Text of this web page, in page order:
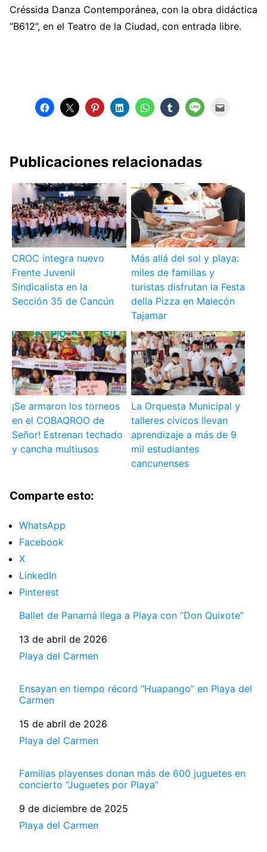
Créssida Danza Contemporánea, con la obra didáctica
“B612”, en el Teatro de la Ciudad, con entrada libre.
Publicaciones relacionadas
CROC integra nuevo
Frente Juvenil
Sindicalista en la
Sección 35 de Cancún
Más allá del sol y playa:
miles de familias y
turistas disfrutan la Festa
della Pizza en Malecón
Tajamar
¡Se armaron los torneos
en el COBAQROO de
Señor! Estrenan techado
y cancha multiusos
La Orquesta Municipal y
talleres cívicos llevan
aprendizaje a más de 9
mil estudiantes
cancunenses
Comparte esto:
WhatsApp
Facebook
X
LinkedIn
Pinterest
Ballet de Panamá llega a Playa con “Don Quixote”
Fecha
13 de abril de 2026
Respecto a
Playa del Carmen
Ensayan en tiempo récord “Huapango” en Playa del
Carmen
Fecha
15 de abril de 2026
Respecto a
Playa del Carmen
Familias playenses donan más de 600 juguetes en
concierto “Juguetes por Playa”
Fecha
9 de diciembre de 2025
Respecto a
Playa del Carmen